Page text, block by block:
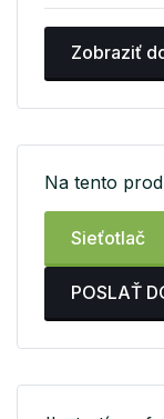
Zobraziť
Na tento
Sieťotlač
POSLAŤ